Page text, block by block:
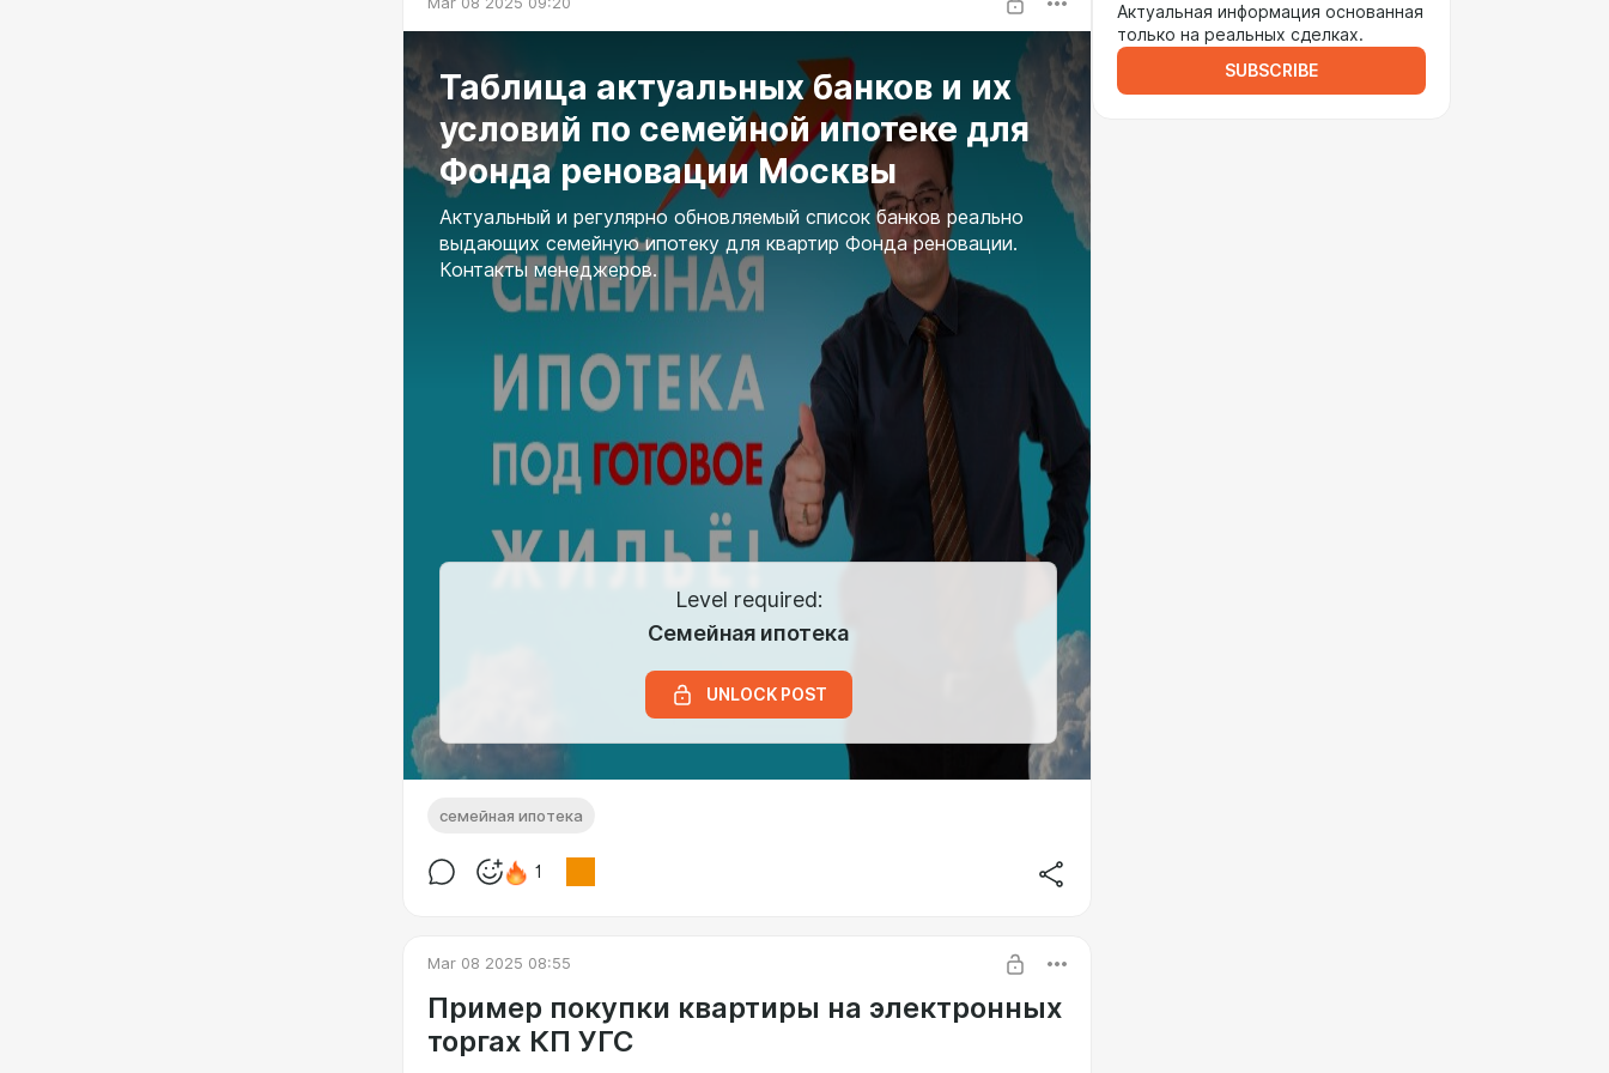
Таблица актуальных банков и их
условий по семейной ипотеке для
Фонда реновации Москвы
Актуальный и регулярно обновляемый список банков реально
выдающих семейную ипотеку для квартир Фонда реновации.
Контакты менеджеров.
Level required:
Семейная ипотека
UNLOCK POST
семейная ипотека
1
Mar 08 2025 08:55
Пример покупки квартиры на электронных
торгах КП УГС
Актуальная информация основанная
только на реальных сделках.
SUBSCRIBE